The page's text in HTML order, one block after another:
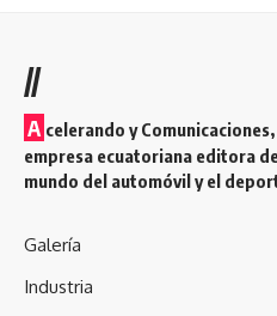
//
A celerando y Comunicaciones,
empresa ecuatoriana editora
mundo del automóvil y el
Galería
Industria